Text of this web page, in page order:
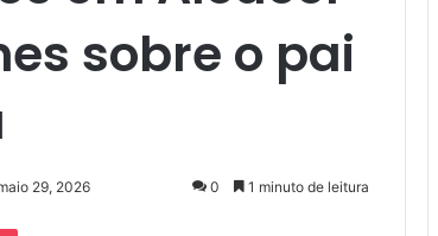
sobre o pai
29, 2026 0 1 minuto de leitura
Pocket